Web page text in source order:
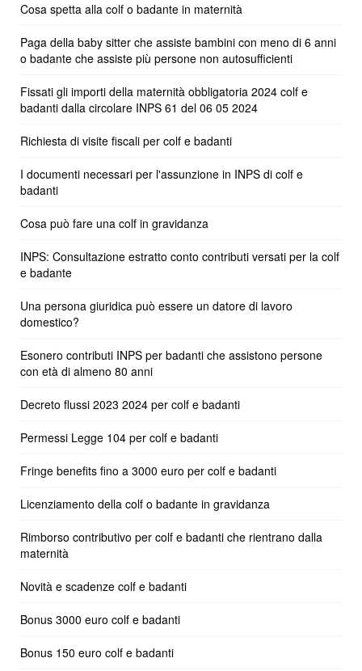
Cosa spetta alla colf o badante in maternità
Paga della baby sitter che assiste bambini con meno di 6 anni
o badante che assiste più persone non autosufficienti
Fissati gli importi della maternità obbligatoria 2024 colf e
badanti dalla circolare INPS 61 del 06 05 2024
Richiesta di visite fiscali per colf e badanti
I documenti necessari per l'assunzione in INPS di colf e
badanti
Cosa può fare una colf in gravidanza
INPS: Consultazione estratto conto contributi versati per la colf
e badante
Una persona giuridica può essere un datore di lavoro
domestico?
Esonero contributi INPS per badanti che assistono persone
con età di almeno 80 anni
Decreto flussi 2023 2024 per colf e badanti
Permessi Legge 104 per colf e badanti
Fringe benefits fino a 3000 euro per colf e badanti
Licenziamento della colf o badante in gravidanza
Rimborso contributivo per colf e badanti che rientrano dalla
maternità
Novità e scadenze colf e badanti
Bonus 3000 euro colf e badanti
Bonus 150 euro colf e badanti